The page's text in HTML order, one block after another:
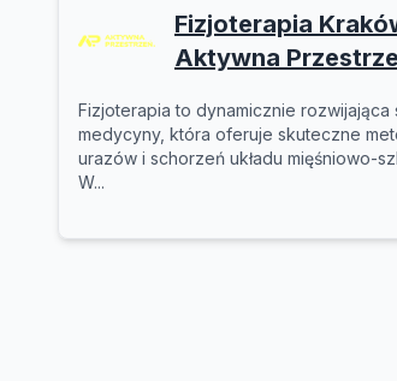
Fizjoterapia
Aktywna
Fizjoterapia to dynamicznie rozwijająca
medycyny, która oferuje skuteczne
urazów i schorzeń układu mięśniowo-
W...